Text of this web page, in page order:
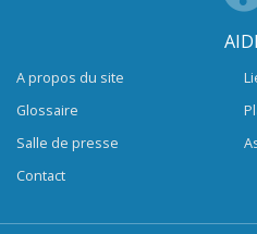
A propos du site
Glossaire
Salle de presse
Contact